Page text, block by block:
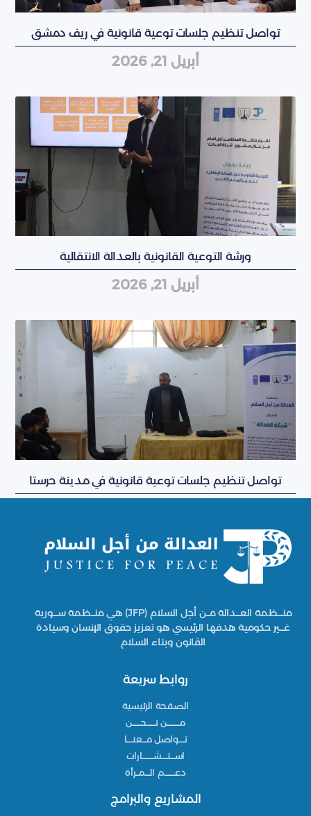
تواصل تنظيم جلسات توعية قانونية في ريف دمشق
أبريل 21, 2026
ورشة التوعية القانونية بالعدالة الانتقالية
أبريل 21, 2026
تواصل تنظيم جلسات توعية قانونية في مدينة حرستا
منـــظمة العـــدالة مــن أجل السلام (JFP) هي منــظمة ســـورية
غـــير حكومية هدفها الرئيسي هو تعزيز حقوق الإنسان وسيادة
القانون وبناء السلام
روابط سريعة
الصفحة الرئيسية
مـــــــــن نــــــحــــــن
تــــواصل مـــعنــــا
اســـتــــشــــــــارات
دعـــــــم الـــمــرأة
المشاريع والبرامج